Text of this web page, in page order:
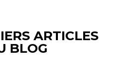
ARTICLES
BLOG